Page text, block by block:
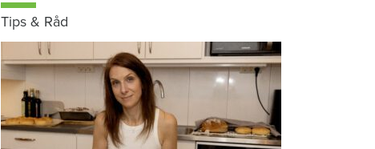
Tips & Råd